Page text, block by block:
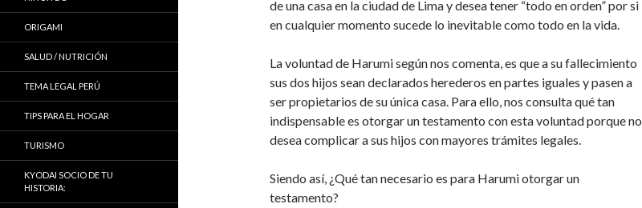
de una casa en la ciudad de Lima y desea tener “todo en orden” por si
en cualquier momento sucede lo inevitable como todo en la vida.
La voluntad de Harumi según nos comenta, es que a su fallecimiento
sus dos hijos sean declarados herederos en partes iguales y pasen a
ser propietarios de su única casa. Para ello, nos consulta qué tan
indispensable es otorgar un testamento con esta voluntad porque no
desea complicar a sus hijos con mayores trámites legales.
Siendo así, ¿Qué tan necesario es para Harumi otorgar un
testamento?
ORIGAMI
SALUD / NUTRICIÓN
TEMA LEGAL PERÚ
TIPS PARA EL HOGAR
TURISMO
KYODAI SOCIO DE TU
HISTORIA: